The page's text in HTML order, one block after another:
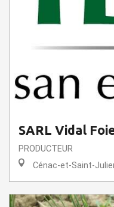
SARL Vidal
PRODUCTEUR
Cénac-et-Saint-